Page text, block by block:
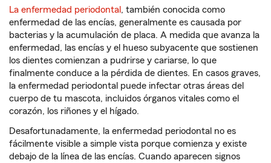
La enfermedad periodontal , también conocida como
enfermedad de las encías, generalmente es causada por
bacterias y la acumulación de placa. A medida que avanza la
enfermedad, las encías y el hueso subyacente que sostienen
los dientes comienzan a pudrirse y cariarse, lo que
finalmente conduce a la pérdida de dientes. En casos graves,
la enfermedad periodontal puede infectar otras áreas del
cuerpo de tu mascota, incluidos órganos vitales como el
corazón, los riñones y el hígado.
Desafortunadamente, la enfermedad periodontal no es
fácilmente visible a simple vista porque comienza y existe
debajo de la línea de las encías. Cuando aparecen signos